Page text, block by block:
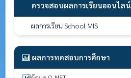
ตรวจสอบผลการเรียนออนไลน์
ผลการเรียน School MIS
ผลการทดสอบการศึกษา